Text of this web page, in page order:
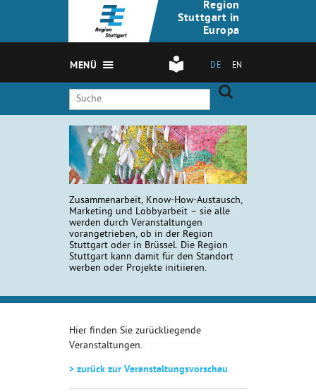
Region
Stuttgart in
Europa
DE EN
MENÜ
Zusammenarbeit, Know-How-Austausch,
Marketing und Lobbyarbeit – sie alle
werden durch Veranstaltungen
vorangetrieben, ob in der Region
Stuttgart oder in Brüssel. Die Region
Stuttgart kann damit für den Standort
werben oder Projekte initiieren.
Hier finden Sie zurückliegende
Veranstaltungen.
> zurück zur Veranstaltungsvorschau